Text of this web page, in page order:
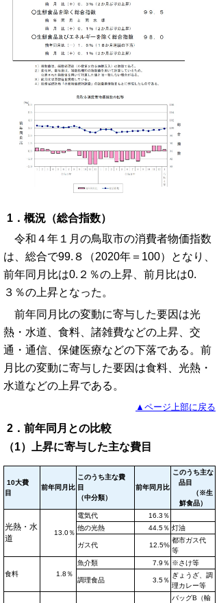
1．概況（総合指数）
令和４年１月の鳥取市の消費者物価指数
は、総合で99.８（2020年＝100）となり、
前年同月比は0.２％の上昇、前月比は0.
３％の上昇となった。
前年同月比の変動に寄与した要因は光
熱・水道、食料、諸雑費などの上昇、交
通・通信、保健医療などの下落である。前
月比の変動に寄与した要因は食料、光熱・
水道などの上昇である。
▲ページ上部に戻る
2．前年同月との比較
（1）上昇に寄与した主な費目
10大費
目
前年同月比
このうち主な費
目
（中分類）
前年同月比
このうち主な
品目
（※生
鮮食品）
光熱・水
道
13.0％
電気代
16.3％
他の光熱
44.5％ 灯油
ガス代 12.5%
都市ガス代
等
食料 1.8％
魚介類 7.9％ ※さけ等
調理食品 3.5％
ぎょうざ、調
理カレー等
バッグB（輸